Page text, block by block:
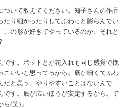
いて教えてください。知子さんの作品
たり細かったりしてふわっと膨らんでい
この形が好きでやっているのか、それと
です。ポットとか花入れも同じ感覚で挽
こいいと思ってるから。底が細くてふわ
だと思う。やりやすいことはないんで
です。底が広いほうが安定するから。で
(笑)」